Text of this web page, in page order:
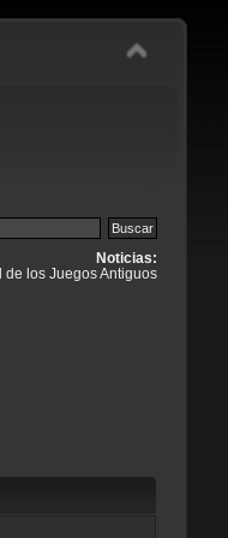
Noticias:
de los Juegos Antiguos